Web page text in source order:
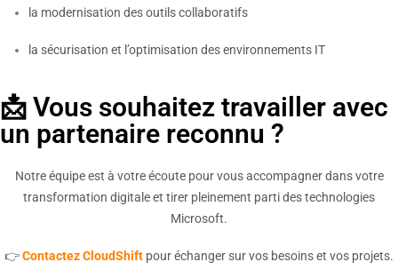
la modernisation des outils collaboratifs
la sécurisation et l’optimisation des environnements IT
📩 Vous souhaitez travailler avec
un partenaire reconnu ?
Notre équipe est à votre écoute pour vous accompagner dans votre
transformation digitale et tirer pleinement parti des technologies
Microsoft.
👉Contactez CloudShift pour échanger sur vos besoins et vos projets.